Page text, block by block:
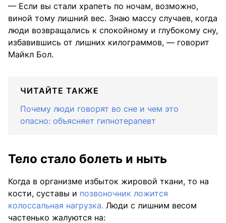
— Если вы стали храпеть по ночам, возможно,
виной тому лишний вес. Знаю массу случаев, когда
люди возвращались к спокойному и глубокому сну,
избавившись от лишних килограммов, — говорит
Майкл Бол.
ЧИТАЙТЕ ТАКЖЕ
Почему люди говорят во сне и чем это
опасно: объясняет гипнотерапевт
Тело стало болеть и ныть
Когда в организме избыток жировой ткани, то на
кости, суставы и позвоночник ложится
колоссальная нагрузка. Люди с лишним весом
частенько жалуются на: